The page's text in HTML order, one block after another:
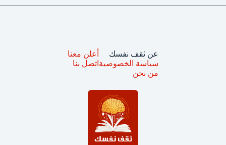
عن ثقف نفسك
سياسة الخصوصية
من نحن
أعلن معنا
اتصل بنا